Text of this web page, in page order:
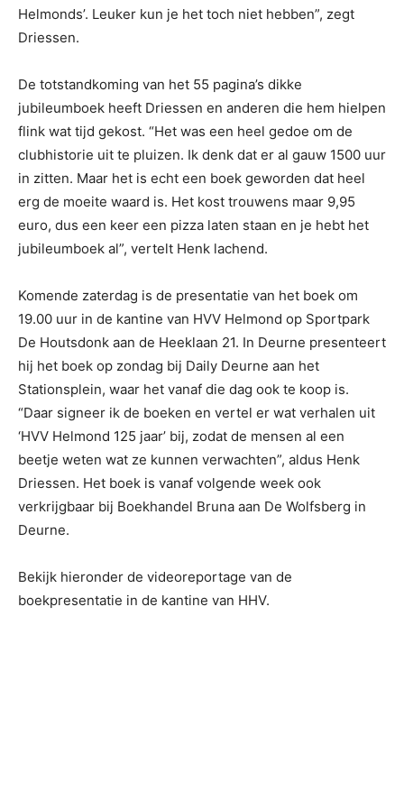
Helmonds’. Leuker kun je het toch niet hebben”, zegt
Driessen.
De totstandkoming van het 55 pagina’s dikke
jubileumboek heeft Driessen en anderen die hem hielpen
flink wat tijd gekost. “Het was een heel gedoe om de
clubhistorie uit te pluizen. Ik denk dat er al gauw 1500 uur
in zitten. Maar het is echt een boek geworden dat heel
erg de moeite waard is. Het kost trouwens maar 9,95
euro, dus een keer een pizza laten staan en je hebt het
jubileumboek al”, vertelt Henk lachend.
Komende zaterdag is de presentatie van het boek om
19.00 uur in de kantine van HVV Helmond op Sportpark
De Houtsdonk aan de Heeklaan 21. In Deurne presenteert
hij het boek op zondag bij Daily Deurne aan het
Stationsplein, waar het vanaf die dag ook te koop is.
“Daar signeer ik de boeken en vertel er wat verhalen uit
‘HVV Helmond 125 jaar’ bij, zodat de mensen al een
beetje weten wat ze kunnen verwachten”, aldus Henk
Driessen. Het boek is vanaf volgende week ook
verkrijgbaar bij Boekhandel Bruna aan De Wolfsberg in
Deurne.
Bekijk hieronder de videoreportage van de
boekpresentatie in de kantine van HHV.